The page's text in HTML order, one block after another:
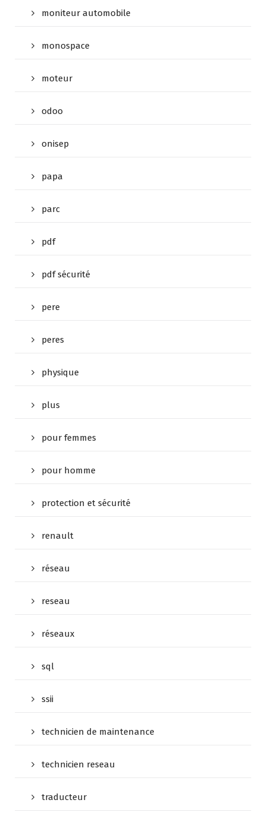
moniteur automobile
monospace
moteur
odoo
onisep
papa
parc
pdf
pdf sécurité
pere
peres
physique
plus
pour femmes
pour homme
protection et sécurité
renault
réseau
reseau
réseaux
sql
ssii
technicien de maintenance
technicien reseau
traducteur